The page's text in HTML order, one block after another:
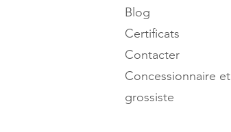
Blog
Certificats
Contacter
Concessionnaire et
grossiste